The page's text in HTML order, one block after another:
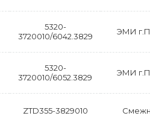
АКЦИЯ
РАСПРОДАЖА
5320-
3720010/6042.3829
ЭМИ
5320-
3720010/6052.3829
ЭМИ
ZTD355-3829010